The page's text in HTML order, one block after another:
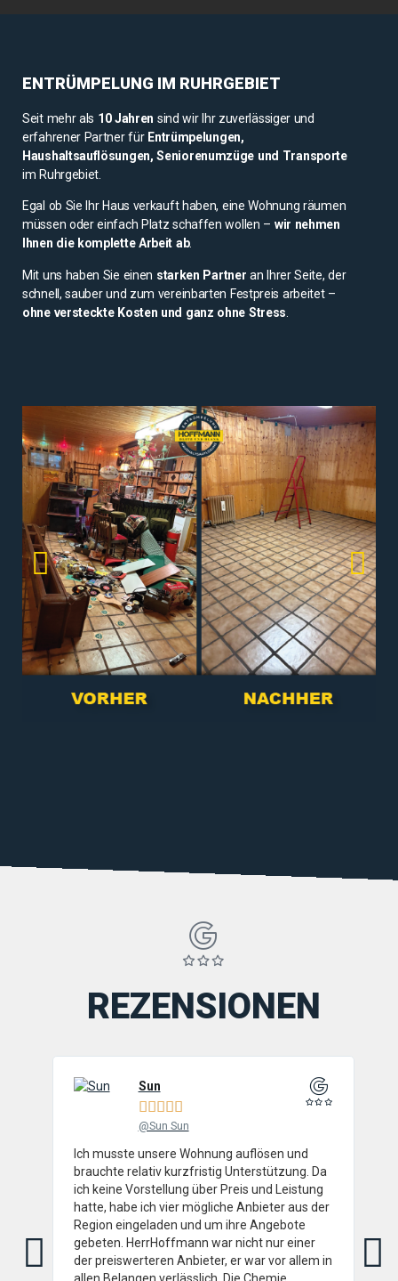
ENTRÜMPELUNG IM RUHRGEBIET
Seit mehr als 10 Jahren sind wir Ihr zuverlässiger und
erfahrener Partner für Entrümpelungen,
Haushaltsauflösungen, Seniorenumzüge und Transporte
im Ruhrgebiet.
Egal ob Sie Ihr Haus verkauft haben, eine Wohnung räumen
müssen oder einfach Platz schaffen wollen – wir nehmen
Ihnen die komplette Arbeit ab.
Mit uns haben Sie einen starken Partner an Ihrer Seite, der
ohne versteckte Kosten und ganz ohne Stress
REZENSIONEN
Sun

@Sun Sun
Ich musste unsere Wohnung auflösen und
brauchte relativ kurzfristig Unterstützung. Da
ich keine Vorstellung über Preis und Leistung
hatte, habe ich vier mögliche Anbieter aus der
Region eingeladen und um ihre Angebote
gebeten. HerrHoffmann war nicht nur einer
der preiswerteren Anbieter, er war vor allem in
allen Belangen verlässlich. Die Chemie